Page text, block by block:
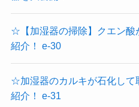
☆【加湿器の掃除】クエン酸
紹介！ e-30
☆加湿器のカルキが石化して
紹介！ e-31